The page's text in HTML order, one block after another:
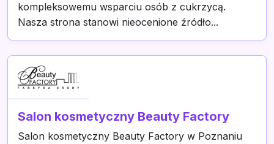
kompleksowemu wsparciu osób z cukrzycą.
Nasza strona stanowi nieocenione źródło...
Salon kosmetyczny Beauty Factory
Salon kosmetyczny Beauty Factory w Poznaniu